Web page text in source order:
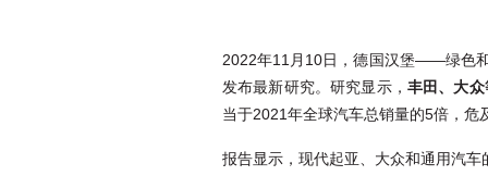
2022年11月10日，德国汉堡——绿色
发布最新研究。研究显示， 丰田、大
当于2021年全球汽车总销量的5倍，危
报告显示，现代起亚、大众和通用汽